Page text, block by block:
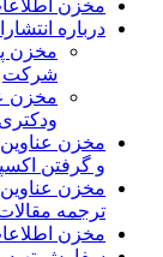
مخزن
درباره
مخزن
شرکت
مخزن
و گرفتن
مخزن
ترجمه
مخزن